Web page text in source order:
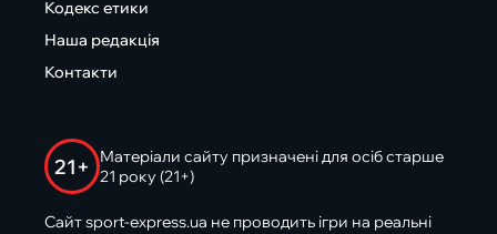
Кодекс етики
Наша редакція
Контакти
21+
Матеріали сайту призначені для осіб старше
21 року (21+)
Сайт sport-express.ua не проводить ігри на реальні